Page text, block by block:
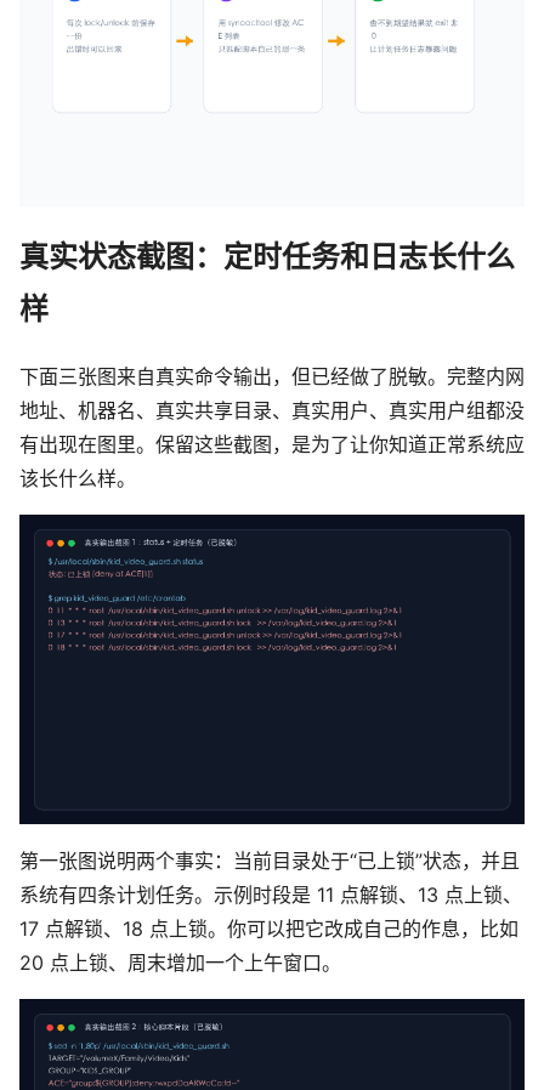
真实状态截图：定时任务和日志长什么
样
下面三张图来自真实命令输出，但已经做了脱敏。完整内网
地址、机器名、真实共享目录、真实用户、真实用户组都没
有出现在图里。保留这些截图，是为了让你知道正常系统应
该长什么样。
第一张图说明两个事实：当前目录处于“已上锁”状态，并且
系统有四条计划任务。示例时段是 11 点解锁、13 点上锁、
17 点解锁、18 点上锁。你可以把它改成自己的作息，比如
20 点上锁、周末增加一个上午窗口。